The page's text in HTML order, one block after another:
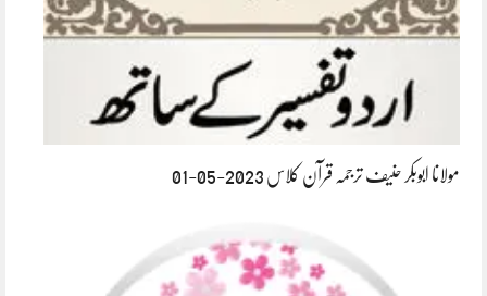
مولانا ابوبکر حنیف ترجمہ قرآن کلاس 2023-05-01